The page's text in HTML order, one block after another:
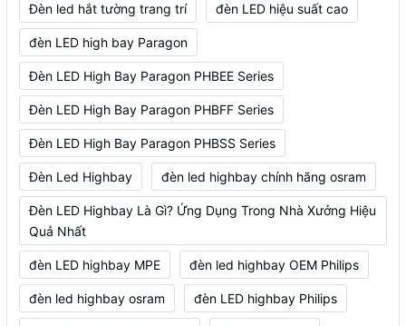
Đèn led hắt tường trang trí đèn LED hiệu suất cao
đèn LED high bay Paragon
Đèn LED High Bay Paragon PHBEE Series
Đèn LED High Bay Paragon PHBFF Series
Đèn LED High Bay Paragon PHBSS Series
Đèn Led Highbay đèn led highbay chính hãng osram
Đèn LED Highbay Là Gì? Ứng Dụng Trong Nhà Xưởng Hiệu
Quả Nhất
đèn LED highbay MPE đèn led highbay OEM Philips
đèn led highbay osram đèn LED highbay Philips